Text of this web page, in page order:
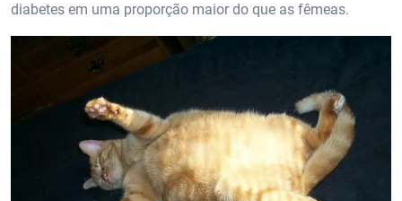
diabetes em uma proporção maior do que as fêmeas.